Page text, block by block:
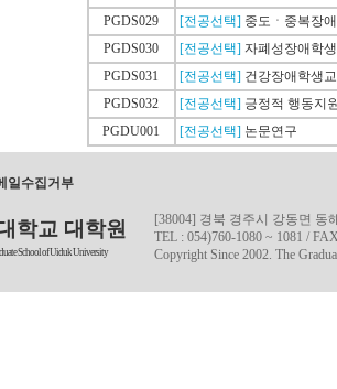
일수집거부
학교 대학원
School of Uiduk University
[38004] 경북 경주시 강동면 동
TEL : 054)760-1080 ~ 1081 /
Copyright Since 2002. The